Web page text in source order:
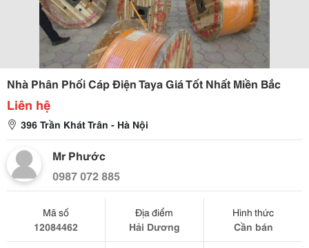
Nhà Phân Phối Cáp Điện Taya Giá Tốt Nhất Miền Bắc
Liên hệ
396 Trần Khát Trân - Hà Nội
Mr Phước
0987 072 885
Mã số
12084462
Địa điểm
Hải Dương
Hình thức
Cần bán